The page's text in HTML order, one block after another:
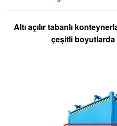
Altı açılır tabanlı
çeşitli